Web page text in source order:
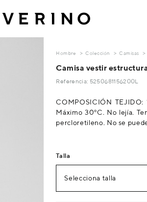
Hombre Colección Camisas
Camisa vestir
Referencia: 5250681156200L
COMPOSICIÓN TEJIDO:
Máximo 30ºC. No lejía.
percloretileno. No se
Talla
Selecciona talla